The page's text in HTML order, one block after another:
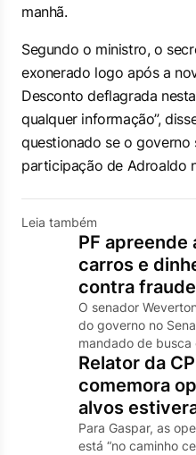
manhã.
Segundo o ministro, o
exonerado logo após a
Desconto deflagrada
qualquer informação”,
questionado se o governo
participação de Adroaldo
Leia também
PF apreende
carros e
contra
O senador
do governo no
mandado de
Relator da
comemora
alvos
Para Gaspar, as
está “no caminho